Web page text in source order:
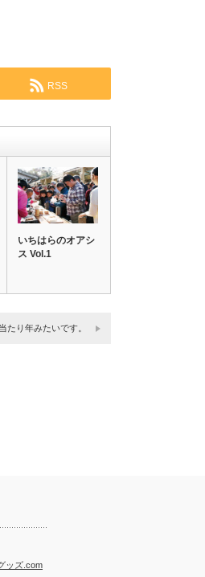
RSS
いちはらのオアシ
ス Vol.1
たり年みたいです。
ッズ.com